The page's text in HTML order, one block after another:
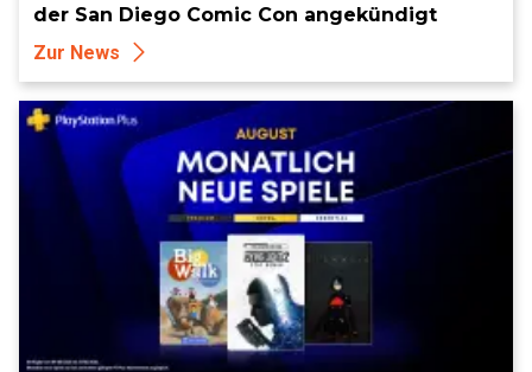
der San Diego Comic Con angekündigt
Zur News